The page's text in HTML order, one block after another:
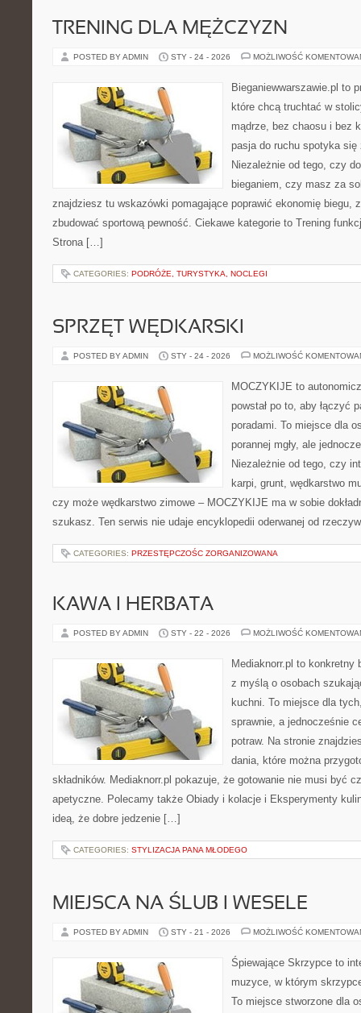
TRENING DLA MĘŻCZYZN
POSTED BY ADMIN STY - 24 - 2026 MOŻLIWOŚĆ
Bieganiewwarszawie.pl to
które chcą truchtać w
mądrze, bez chaosu i bez
pasja do ruchu spotyka
Niezależnie od tego, czy
bieganiem, czy masz za
znajdziesz tu wskazówki pomagające poprawić ekonomię biegu,
zbudować sportową pewność. Ciekawe kategorie to Trening
Strona […]
CATEGORIES: PODRÓŻE, TURYSTYKA, NOCLEGI
SPRZĘT WĘDKARSKI
POSTED BY ADMIN STY - 24 - 2026 MOŻLIWOŚĆ
MOCZYKIJE to
powstał po to, aby łączyć
poradami. To miejsce dla
porannej mgły, ale
Niezależnie od tego, czy
karpi, grunt, wędkarstwo
czy może wędkarstwo zimowe – MOCZYKIJE ma w sobie
szukasz. Ten serwis nie udaje encyklopedii oderwanej od
CATEGORIES: PRZESTĘPCZOŚC ZORGANIZOWANA
KAWA I HERBATA
POSTED BY ADMIN STY - 22 - 2026 MOŻLIWOŚĆ
Mediaknorr.pl to konkretny
z myślą o osobach
kuchni. To miejsce dla
sprawnie, a jednocześnie
potraw. Na stronie
dania, które można
składników. Mediaknorr.pl pokazuje, że gotowanie nie musi być
apetyczne. Polecamy także Obiady i kolacje i Eksperymenty
ideą, że dobre jedzenie […]
CATEGORIES: STYLIZACJA PANA MŁODEGO
MIEJSCA NA ŚLUB I WESELE
POSTED BY ADMIN STY - 21 - 2026 MOŻLIWOŚĆ
Śpiewające Skrzypce to
muzyce, w którym
To miejsce stworzone dla